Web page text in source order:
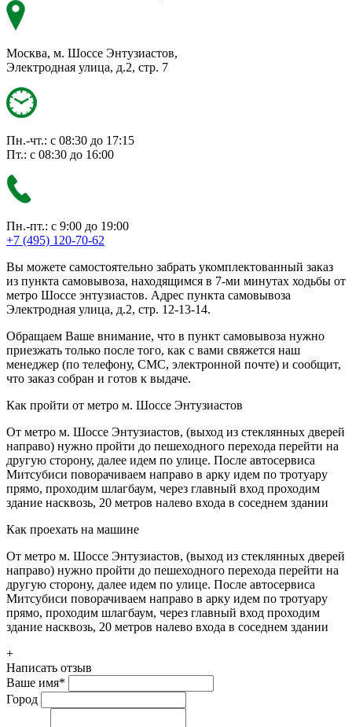
Москва, м. Шоссе Энтузиастов,
Электродная улица, д.2, стр. 7
Пн.-чт.: с 08:30 до 17:15
Пт.: с 08:30 до 16:00
Пн.-пт.: с 9:00 до 19:00
+7 (495) 120-70-62
Вы можете самостоятельно забрать укомплектованный заказ
из пункта самовывоза, находящимся в 7-ми минутах ходьбы от
метро Шоссе энтузиастов. Адрес пункта самовывоза
Электродная улица, д.2, стр. 12-13-14.
Обращаем Ваше внимание, что в пункт самовывоза нужно
приезжать только после того, как с вами свяжется наш
менеджер (по телефону, СМС, электронной почте) и сообщит,
что заказ собран и готов к выдаче.
Как пройти от метро м. Шоссе Энтузиастов
От метро м. Шоссе Энтузиастов, (выход из стеклянных дверей
направо) нужно пройти до пешеходного перехода перейти на
другую сторону, далее идем по улице. После автосервиса
Митсубиси поворачиваем направо в арку идем по тротуару
прямо, проходим шлагбаум, через главный вход проходим
здание насквозь, 20 метров налево входа в соседнем здании
Как проехать на машине
От метро м. Шоссе Энтузиастов, (выход из стеклянных дверей
направо) нужно пройти до пешеходного перехода перейти на
другую сторону, далее идем по улице. После автосервиса
Митсубиси поворачиваем направо в арку идем по тротуару
прямо, проходим шлагбаум, через главный вход проходим
здание насквозь, 20 метров налево входа в соседнем здании
+
Написать отзыв
Ваше имя*
Город